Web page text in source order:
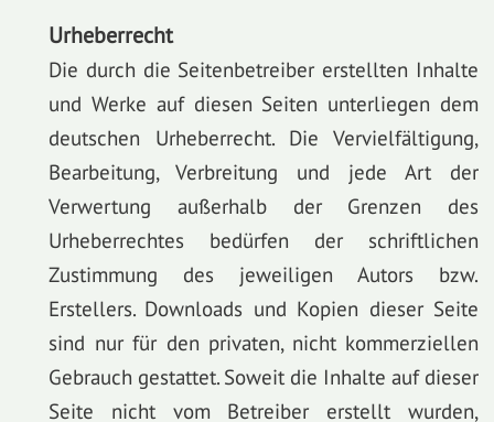
Urheberrecht
Die durch die Seitenbetreiber erstellten Inhalte
und Werke auf diesen Seiten unterliegen dem
deutschen Urheberrecht. Die Vervielfältigung,
Bearbeitung, Verbreitung und jede Art der
Verwertung außerhalb der Grenzen des
Urheberrechtes bedürfen der schriftlichen
Zustimmung des jeweiligen Autors bzw.
Erstellers. Downloads und Kopien dieser Seite
sind nur für den privaten, nicht kommerziellen
Gebrauch gestattet. Soweit die Inhalte auf dieser
Seite nicht vom Betreiber erstellt wurden,